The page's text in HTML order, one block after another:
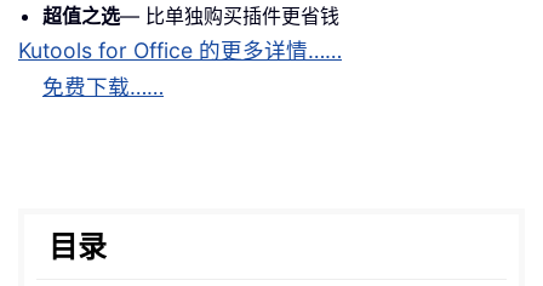
超值之选— 比单独购买插件更省钱
Kutools for Office 的更多详情……
免费下载……
目录